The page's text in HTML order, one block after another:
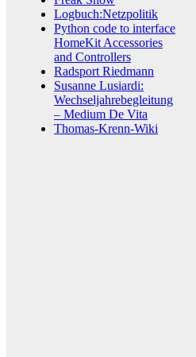
Logbuch:Netzpolitik
Python code to interface
HomeKit Accessories
and Controllers
Radsport Riedmann
Susanne Lusiardi:
Wechseljahrebegleitung
– Medium De Vita
Thomas-Krenn-Wiki